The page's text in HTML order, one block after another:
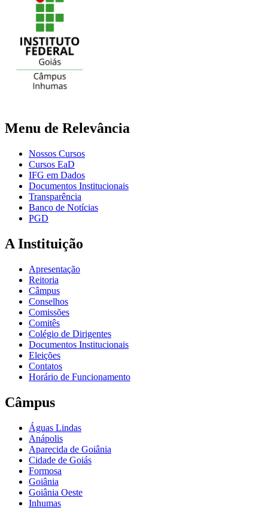
Menu de Relevância
Nossos Cursos
Cursos EaD
IFG em Dados
Documentos Institucionais
Transparência
Banco de Notícias
PGD
A Instituição
Apresentação
Reitoria
Câmpus
Conselhos
Comissões
Comitês
Colégio de Dirigentes
Documentos Institucionais
Eleições
Contatos
Horário de Funcionamento
Câmpus
Águas Lindas
Anápolis
Aparecida de Goiânia
Cidade de Goiás
Formosa
Goiânia
Goiânia Oeste
Inhumas